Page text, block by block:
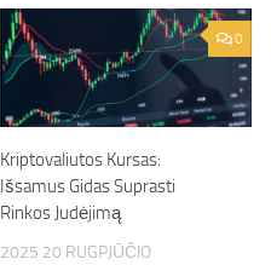
0
Kriptovaliutos Kursas:
Išsamus Gidas Suprasti
Rinkos Judėjimą
2025 20 RUGPJŪČIO